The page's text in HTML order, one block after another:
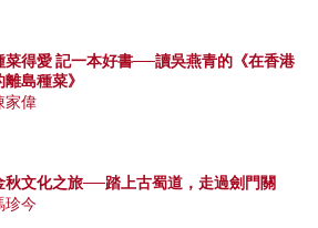
菜得愛 記一本好書──讀吳燕青的《在香港
離島種菜》
家偉
秋文化之旅──踏上古蜀道，走過劍門關
珍今